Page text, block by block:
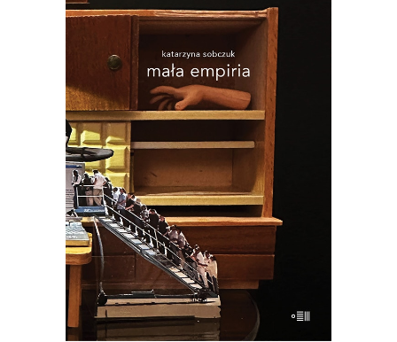
E-BOOK DO KOSZYKA
MAŁA EMPIRIA
Esej uczestniczący o wczesnej starości i
zagadce rodzicielstwa.
53.00zł 34.45zł
KSIĄŻKA DO KOSZYKA